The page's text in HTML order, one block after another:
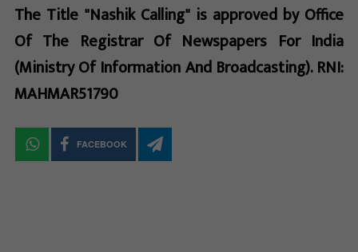
The Title "Nashik Calling" is approved by Office
Of The Registrar Of Newspapers For India
(Ministry Of Information And Broadcasting). RNI:
MAHMAR51790
FACEBOOK